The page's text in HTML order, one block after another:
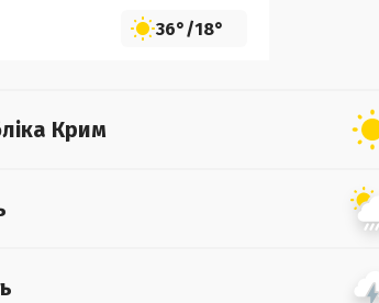
36°/18°
Крим